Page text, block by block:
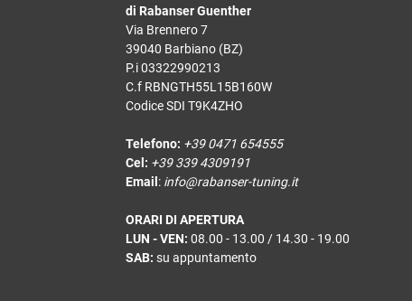
di Rabanser Guenther
Via Brennero 7
39040 Barbiano (BZ)
P.i 03322990213
C.f RBNGTH55L15B160W
Codice SDI T9K4ZHO
Telefono: +39 0471 654555
Cel: +39 339 4309191
Email : info@rabanser-tuning.it
ORARI DI APERTURA
LUN - VEN: 08.00 - 13.00 / 14.30 - 19.00
SAB: su appuntamento